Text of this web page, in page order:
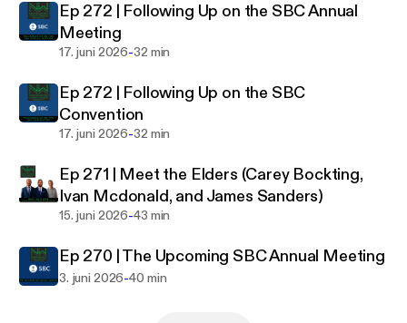
Ep 272 | Following Up on the SBC Annual
Meeting
17. juni 2026-32 min
Ep 272 | Following Up on the SBC
Convention
17. juni 2026-32 min
Ep 271 | Meet the Elders (Carey Bockting,
Ivan Mcdonald, and James Sanders)
15. juni 2026-43 min
Ep 270 | The Upcoming SBC Annual Meeting
3. juni 2026-40 min